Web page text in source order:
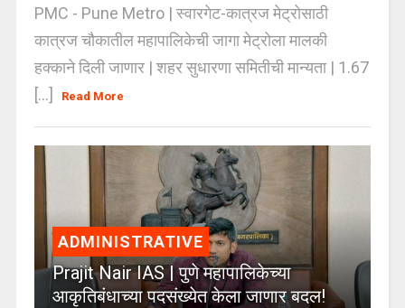
PMC - Pune Metro | स्वारगेट-कात्रज मेट्रोसाठी
कात्रज चौकातील महापालिकेची जागा मेट्रोला मालकी
हक्काने दिली जाणार | शहर सुधारणा समितीची मान्यता | 1.67
[...]
Read More
ADMINISTRATIVE
Prajit Nair IAS | पुणे महापालिकेच्या
आकृतिबंधाच्या पदसंख्येत केला जाणार बदल!